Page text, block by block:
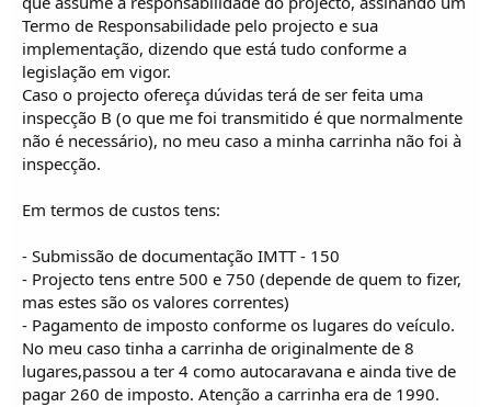
Termo de Responsabilidade pelo projecto e sua
implementação, dizendo que está tudo conforme a
legislação em vigor.
Caso o projecto ofereça dúvidas terá de ser feita uma
inspecção B (o que me foi transmitido é que normalmente
não é necessário), no meu caso a minha carrinha não foi à
inspecção.
Em termos de custos tens:
- Submissão de documentação IMTT - 150
- Projecto tens entre 500 e 750 (depende de quem to fizer,
mas estes são os valores correntes)
- Pagamento de imposto conforme os lugares do veículo.
No meu caso tinha a carrinha de originalmente de 8
lugares,passou a ter 4 como autocaravana e ainda tive de
pagar 260 de imposto. Atenção a carrinha era de 1990.